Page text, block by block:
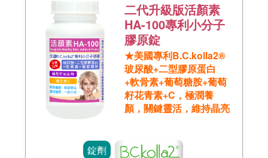
二代升級版活顏素
HA-100專利小分子
膠原錠
★美國專利B.C.kolla2®
玻尿酸+二型膠原蛋白
+軟骨素+葡萄糖胺+葡萄
籽花青素+C，極潤養
顏，關鍵靈活，維持晶亮
錠劑